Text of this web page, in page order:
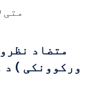
متی 6:10 لوقا 11:2 جان 10:15
متضاد
ورکوونکی ) د